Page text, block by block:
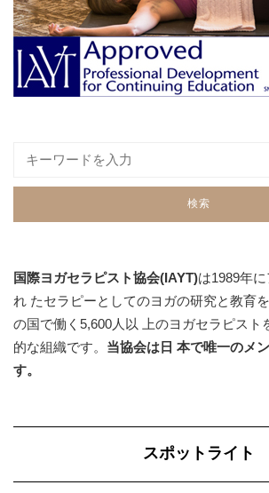
国際ヨガセラピスト協会(IAYT)は1989年
れ たセラピーとしてのヨガの研究と教育
の国で働く5,600人以 上のヨガセラピスト
的な組織です。 当協会は日 本で唯一のメ
す。
スポットライト